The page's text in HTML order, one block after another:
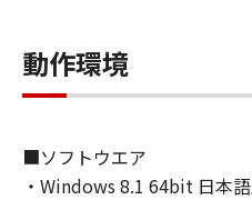
５．輸出
お客様は、日本国政府
トウェア」の全部また
接に輸出してはなりま
動作環境
■ソフトウエア
・Windows 8.1 64bit 日本